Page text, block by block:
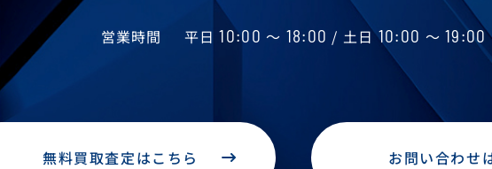
営業時間 平日10:00 ～ 18:00 / 土日10:00 ～19:00
無料買取査定はこちら お問い合わせ